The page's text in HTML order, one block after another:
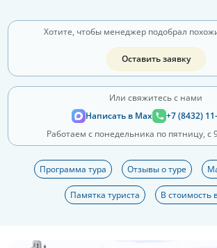
Хотите, чтобы менеджер подобрал
Оставить заявку
Или свяжитесь с нами
Написать в Max
+7 (8432)
Работаем с понедельника по пятницу, с
Программа тура Отзывы о туре
Памятка туриста В стоимость